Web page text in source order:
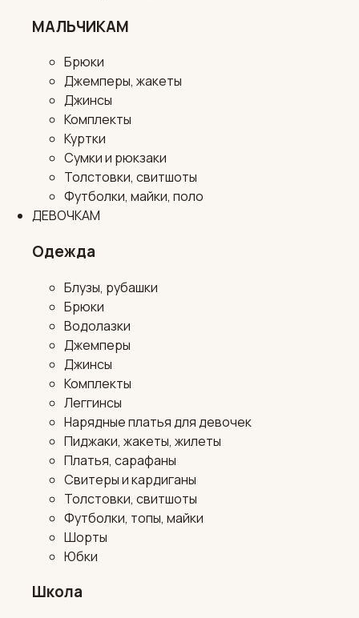
МАЛЬЧИКАМ
Брюки
Джемперы, жакеты
Джинсы
Комплекты
Куртки
Сумки и рюкзаки
Толстовки, свитшоты
Футболки, майки, поло
ДЕВОЧКАМ
Одежда
Блузы, рубашки
Брюки
Водолазки
Джемперы
Джинсы
Комплекты
Леггинсы
Нарядные платья для девочек
Пиджаки, жакеты, жилеты
Платья, сарафаны
Свитеры и кардиганы
Толстовки, свитшоты
Футболки, топы, майки
Шорты
Юбки
Школа